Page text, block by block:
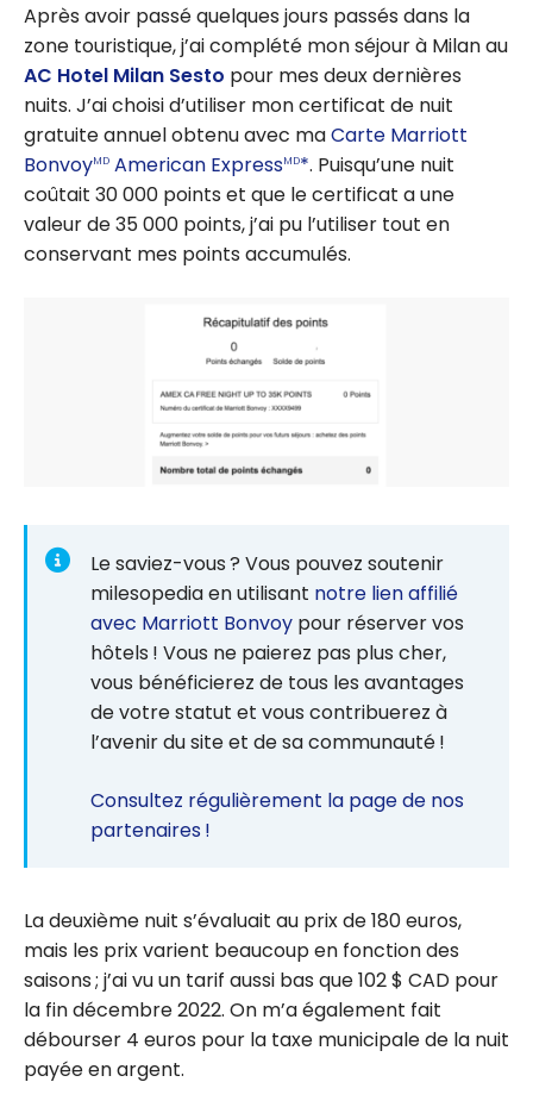
Après avoir passé quelques jours passés dans la
zone touristique, j’ai complété mon séjour à Milan au
AC Hotel Milan Sesto pour mes deux dernières
nuits. J’ai choisi d’utiliser mon certificat de nuit
gratuite annuel obtenu avec maCarte Marriott
BonvoyMD American ExpressMD*. Puisqu’une nuit
coûtait 30 000 points et que le certificat a une
valeur de 35 000 points, j’ai pu l’utiliser tout en
conservant mes points accumulés.
Le saviez-vous ? Vous pouvez soutenir
milesopedia en utilisant notre lien affilié
avec Marriott Bonvoy pour réserver vos
hôtels ! Vous ne paierez pas plus cher,
vous bénéficierez de tous les avantages
de votre statut et vous contribuerez à
l’avenir du site et de sa communauté !
Consultez régulièrement la page de nos
partenaires !
La deuxième nuit s’évaluait au prix de 180 euros,
mais les prix varient beaucoup en fonction des
saisons ; j’ai vu un tarif aussi bas que 102 $ CAD pour
la fin décembre 2022. On m’a également fait
débourser 4 euros pour la taxe municipale de la nuit
payée en argent.